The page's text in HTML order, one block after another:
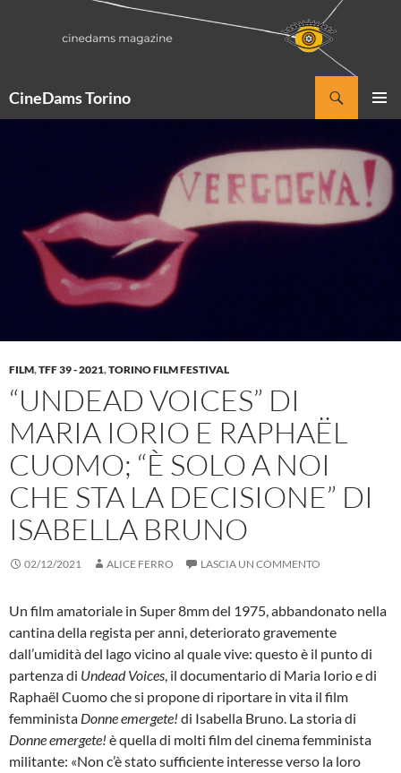
CineDams Torino
FILM,TFF 39 - 2021,TORINO FILM FESTIVAL
“UNDEAD VOICES” DI
MARIA IORIO E RAPHAËL
CUOMO; “È SOLO A NOI
CHE STA LA DECISIONE” DI
ISABELLA BRUNO
02/12/2021 ALICE FERRO LASCIA UN COMMENTO
Un film amatoriale in Super 8mm del 1975, abbandonato nella
cantina della regista per anni, deteriorato gravemente
dall’umidità del lago vicino al quale vive: questo è il punto di
partenza di Undead Voices, il documentario di Maria Iorio e di
Raphaël Cuomo che si propone di riportare in vita il film
femminista Donne emergete! di Isabella Bruno. La storia di
Donne emergete! è quella di molti film del cinema femminista
militante: «Non c’è stato sufficiente interesse verso la loro